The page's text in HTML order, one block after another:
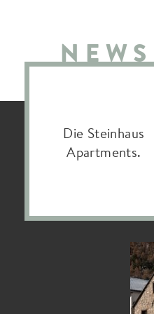
NEWS
Die Steinhaus
Apartments.